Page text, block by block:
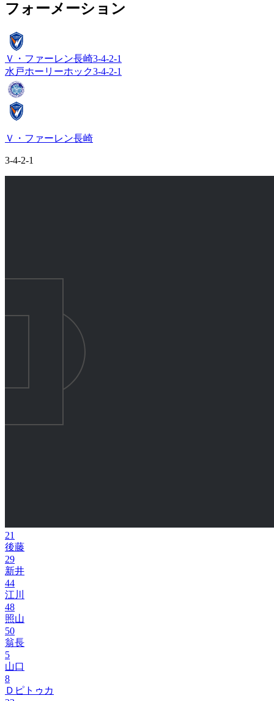
フォーメーション
Ｖ・ファーレン長崎3-4-2-1
水戸ホーリーホック3-4-2-1
Ｖ・ファーレン長崎
3-4-2-1
21
後藤
29
新井
44
江川
48
照山
50
翁長
5
山口
8
Ｄピトゥカ